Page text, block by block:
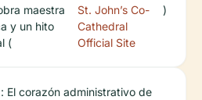
maestra
y un hito
(
St. John’s Co-
Cathedral
Official Site
)
: El corazón administrativo de